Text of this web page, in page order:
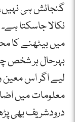
گنجائش ہی
نکالا جاسکتا
میں بیٹھنے کا
بہرحال ہر شخص
لیے اگر اس
معلومات میں
درودشریف بھی